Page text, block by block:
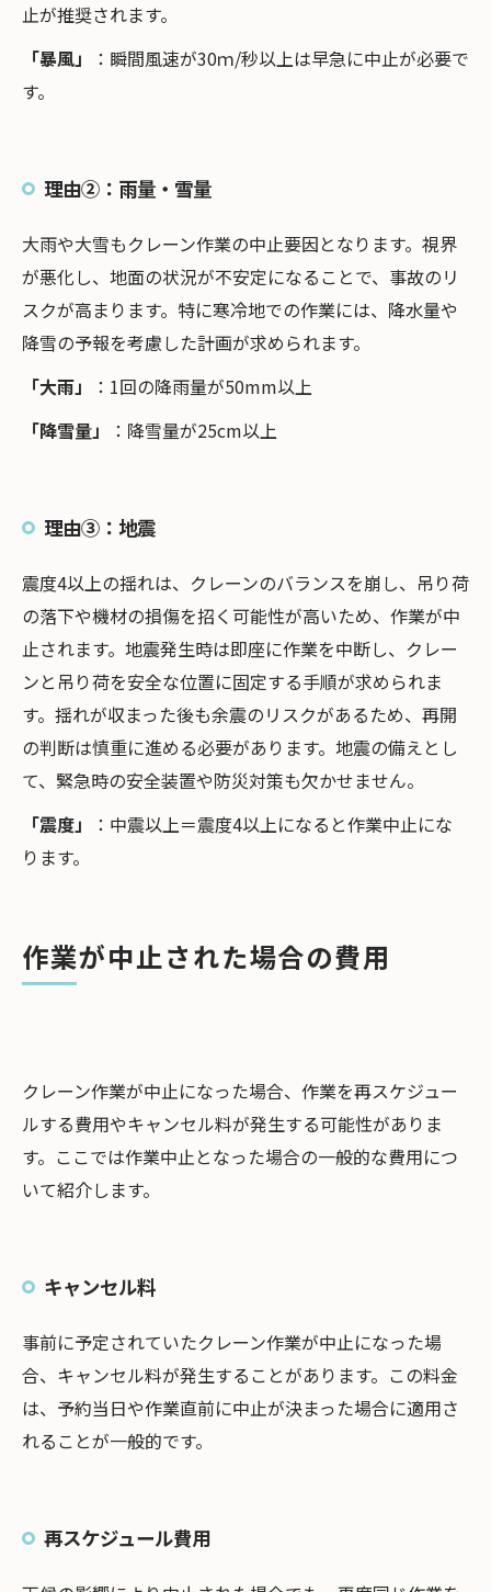
止が推奨されます。
「暴風」
：瞬間風速が30ｍ/秒以上は早急に中止が必要で
す。
理由②：雨量・雪量
大雨や大雪もクレーン作業の中止要因となります。視界
が悪化し、地面の状況が不安定になることで、事故のリ
スクが高まります。特に寒冷地での作業には、降水量や
降雪の予報を考慮した計画が求められます。
「大雨」
：1回の降雨量が50mm以上
「降雪量」
：降雪量が25cm以上
理由③：地震
震度4以上の揺れは、クレーンのバランスを崩し、吊り荷
の落下や機材の損傷を招く可能性が高いため、作業が中
止されます。地震発生時は即座に作業を中断し、クレー
ンと吊り荷を安全な位置に固定する手順が求められま
す。揺れが収まった後も余震のリスクがあるため、再開
の判断は慎重に進める必要があります。地震の備えとし
て、緊急時の安全装置や防災対策も欠かせません。
「震度」
：中震以上＝震度4以上になると作業中止にな
ります。
作業が中止された場合の費用
クレーン作業が中止になった場合、作業を再スケジュー
ルする費用やキャンセル料が発生する可能性がありま
す。ここでは作業中止となった場合の一般的な費用につ
いて紹介します。
キャンセル料
事前に予定されていたクレーン作業が中止になった場
合、キャンセル料が発生することがあります。この料金
は、予約当日や作業直前に中止が決まった場合に適用さ
れることが一般的です。
再スケジュール費用